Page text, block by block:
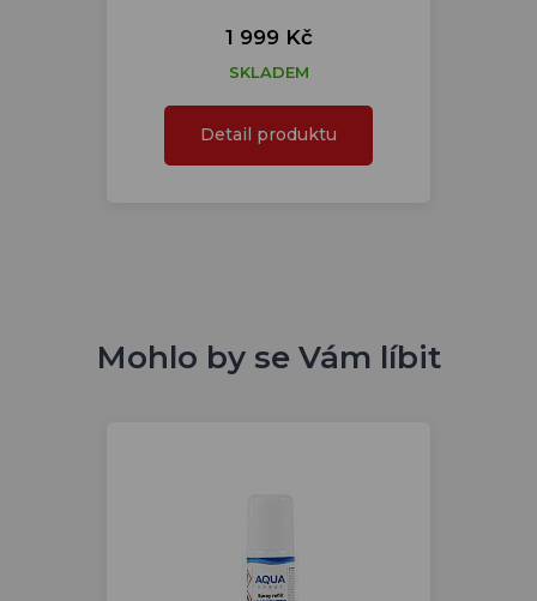
1 999 Kč
SKLADEM
Detail produktu
Mohlo by se Vám líbit